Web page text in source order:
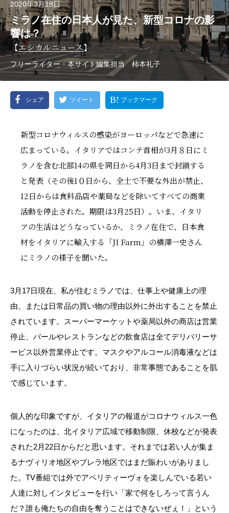
2020年3月18日
ミラノ在住の日本人が見た、新型コロナの影
響は？
【エシカルニュース】
フリーライター・本サイト編集担当 柿本礼子
シェア ツイート ブックマーク
新型コロナウィルスの感染がヨーロッパなどで急速に
広まっている。イタリアではコンテ首相が3月８日にミ
ラノを含む北部14の県を同日から4月3日まで封鎖する
と発表（その後1０日から、全土で不要な外出が禁止、
12日からは食料品店や薬局などを除いてすべての商業
活動を停止された。期限は3月25日）。いま、イタリ
アの生活はどうなっているか、ミラノ在住で、日本食
材をイタリアに輸入する「JI Farm」の横澤一史さん
にミラノの様子を聞いた。
3月 17日現在、私が住むミラノでは、仕事上や健康上の理
由、または日常品の買い物の理由以外に外出することを禁止
されています。スーパーマーケットや薬局以外の商店は営業
停止、バールやレストランなどの飲食店は全てデリバリーサ
ービス以外営業停止です。マスクやアルコール消毒液などは
手に入りづらい状況が続いており、非常事態であることを肌
で感じています。
個人的な印象ですが、イタリアの報道がコロナウィルス一色
になったのは、北イタリア広域で移動制限、休校などが発表
された2月 22日からだと思います。それまでは若い人が集ま
るナヴィリオ地区やブレラ地区ではまだ賑わいがありまし
た。 TV番組では外でアペリティーヴォを楽しんでいる若い
人達に対しインタビューを行い「家で何をしろって言うん
だ？誰も俺たちの自由を奪うことはできないぜぇ！」という